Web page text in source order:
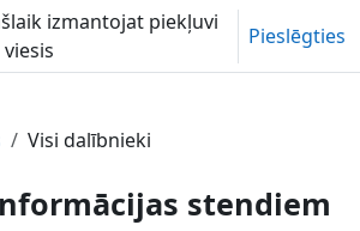
izmantojat piekļuvi
viesis
Pieslēgties
Visi dalībnieki
stendiem